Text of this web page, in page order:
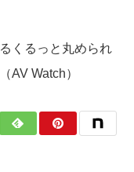
くるっと丸められ
AV Watch）